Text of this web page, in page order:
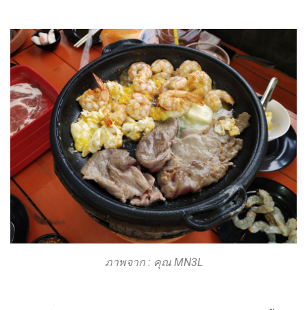
ภาพจาก : คุณ MN3L